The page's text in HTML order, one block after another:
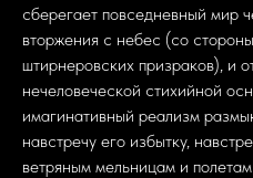
сберегает повседневный мир
вторжения с небес (со
штирнеровских призраков), и
нечеловеческой стихийной
имагинативный реализм
навстречу его избытку,
ветряным мельницам и